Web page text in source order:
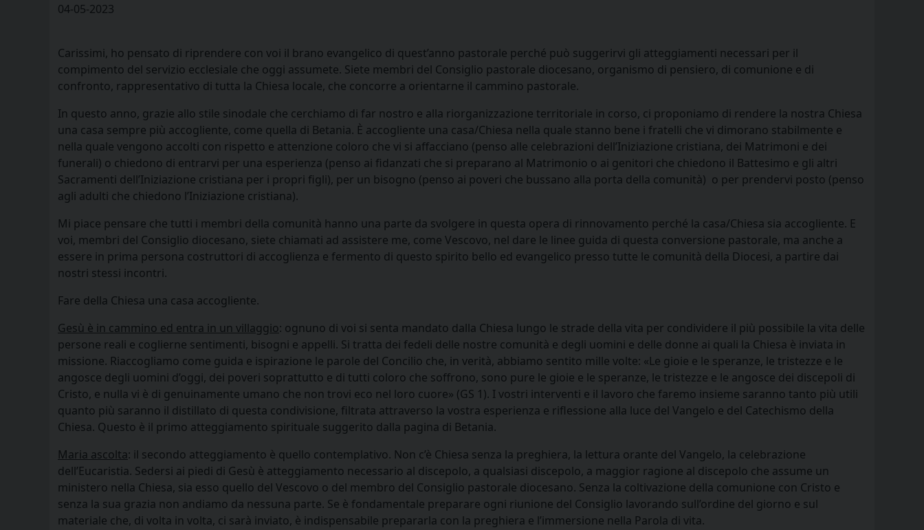
04-05-2023
Carissimi, ho pensato di riprendere con voi il brano evangelico di quest’anno pastorale perché può suggerirvi gli atteggiamenti necessari per il
compimento del servizio ecclesiale che oggi assumete. Siete membri del Consiglio pastorale diocesano, organismo di pensiero, di comunione e di
confronto, rappresentativo di tutta la Chiesa locale, che concorre a orientarne il cammino pastorale.
In questo anno, grazie allo stile sinodale che cerchiamo di far nostro e alla riorganizzazione territoriale in corso, ci proponiamo di rendere la nostra Chiesa
una casa sempre più accogliente, come quella di Betania. È accogliente una casa/Chiesa nella quale stanno bene i fratelli che vi dimorano stabilmente e
nella quale vengono accolti con rispetto e attenzione coloro che vi si affacciano (penso alle celebrazioni dell’Iniziazione cristiana, dei Matrimoni e dei
funerali) o chiedono di entrarvi per una esperienza (penso ai fidanzati che si preparano al Matrimonio o ai genitori che chiedono il Battesimo e gli altri
Sacramenti dell’Iniziazione cristiana per i propri figli), per un bisogno (penso ai poveri che bussano alla porta della comunità) o per prendervi posto (penso
agli adulti che chiedono l’Iniziazione cristiana).
Mi piace pensare che tutti i membri della comunità hanno una parte da svolgere in questa opera di rinnovamento perché la casa/Chiesa sia accogliente. E
voi, membri del Consiglio diocesano, siete chiamati ad assistere me, come Vescovo, nel dare le linee guida di questa conversione pastorale, ma anche a
essere in prima persona costruttori di accoglienza e fermento di questo spirito bello ed evangelico presso tutte le comunità della Diocesi, a partire dai
nostri stessi incontri.
Fare della Chiesa una casa accogliente.
Gesù è in cammino ed entra in un villaggio: ognuno di voi si senta mandato dalla Chiesa lungo le strade della vita per condividere il più possibile la vita delle
persone reali e coglierne sentimenti, bisogni e appelli. Si tratta dei fedeli delle nostre comunità e degli uomini e delle donne ai quali la Chiesa è inviata in
missione. Riaccogliamo come guida e ispirazione le parole del Concilio che, in verità, abbiamo sentito mille volte: «Le gioie e le speranze, le tristezze e le
angosce degli uomini d’oggi, dei poveri soprattutto e di tutti coloro che soffrono, sono pure le gioie e le speranze, le tristezze e le angosce dei discepoli di
Cristo, e nulla vi è di genuinamente umano che non trovi eco nel loro cuore» (GS 1). I vostri interventi e il lavoro che faremo insieme saranno tanto più utili
quanto più saranno il distillato di questa condivisione, filtrata attraverso la vostra esperienza e riflessione alla luce del Vangelo e del Catechismo della
Chiesa. Questo è il primo atteggiamento spirituale suggerito dalla pagina di Betania.
Maria ascolta: il secondo atteggiamento è quello contemplativo. Non c’è Chiesa senza la preghiera, la lettura orante del Vangelo, la celebrazione
dell’Eucaristia. Sedersi ai piedi di Gesù è atteggiamento necessario al discepolo, a qualsiasi discepolo, a maggior ragione al discepolo che assume un
ministero nella Chiesa, sia esso quello del Vescovo o del membro del Consiglio pastorale diocesano. Senza la coltivazione della comunione con Cristo e
senza la sua grazia non andiamo da nessuna parte. Se è fondamentale preparare ogni riunione del Consiglio lavorando sull’ordine del giorno e sul
materiale che, di volta in volta, ci sarà inviato, è indispensabile prepararla con la preghiera e l’immersione nella Parola di vita.